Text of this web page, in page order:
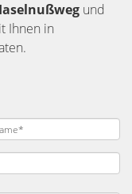
und
Ihnen in